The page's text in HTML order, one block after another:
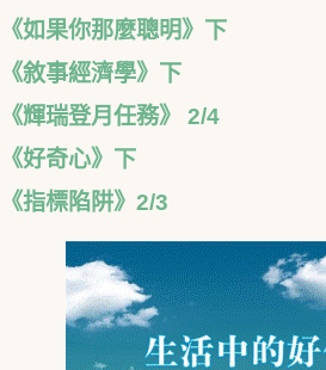
《如果你那麼聰明》下
《敘事經濟學》下
《輝瑞登月任務》 2/4
《好奇心》下
《指標陷阱》2/3